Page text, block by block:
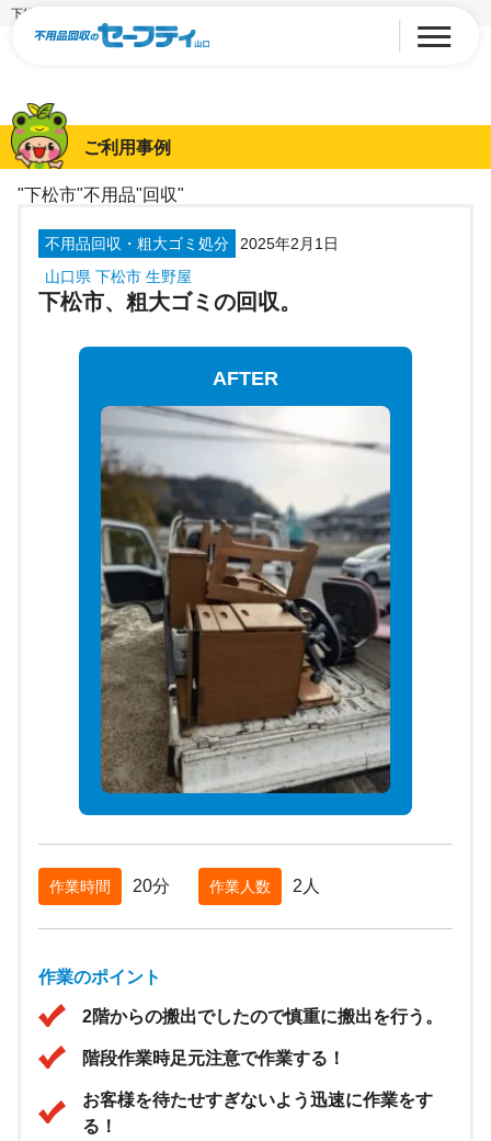
下松市、粗大ゴミの回収。
ご利用事例
"下松市"不用品"回収"
不用品回収・粗大ゴミ処分
2025年2月1日
山口県 下松市 生野屋
下松市、粗大ゴミの回収。
AFTER
作業時間 20分 作業人数 2人
作業のポイント
2階からの搬出でしたので慎重に搬出を行う。
階段作業時足元注意で作業する！
お客様を待たせすぎないよう迅速に作業をす
る！